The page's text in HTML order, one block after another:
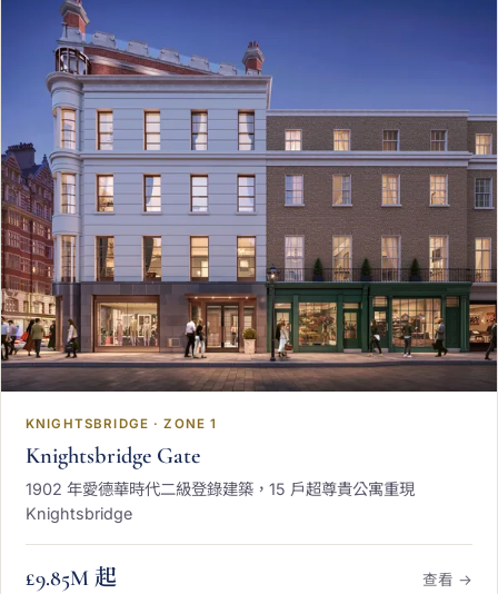
KNIGHTSBRIDGE · ZONE 1
Knightsbridge Gate
1902 年愛德華時代二級登錄建築，15 戶超尊貴公寓重現
Knightsbridge
£9.85M 起 查看 →